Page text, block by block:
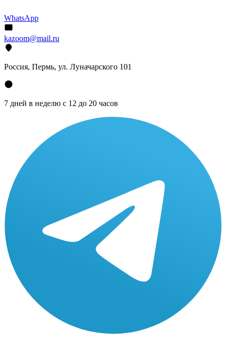
WhatsApp
kazoom@mail.ru
Россия, Пермь, ул. Луначарского 101
7 дней в неделю с 12 до 20 часов